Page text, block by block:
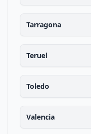
Tarragona
Teruel
Toledo
Valencia